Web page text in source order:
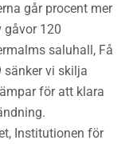
går procent mer
gåvor 120
saluhall, Få
sänker vi skilja
för att klara
Institutionen för